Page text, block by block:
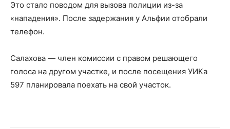
Это стало поводом для вызова полиции из-за
«нападения». После задержания у Альфии отобрали
телефон.
Салахова — член комиссии с правом решающего
голоса на другом участке, и после посещения УИКа
597 планировала поехать на свой участок.